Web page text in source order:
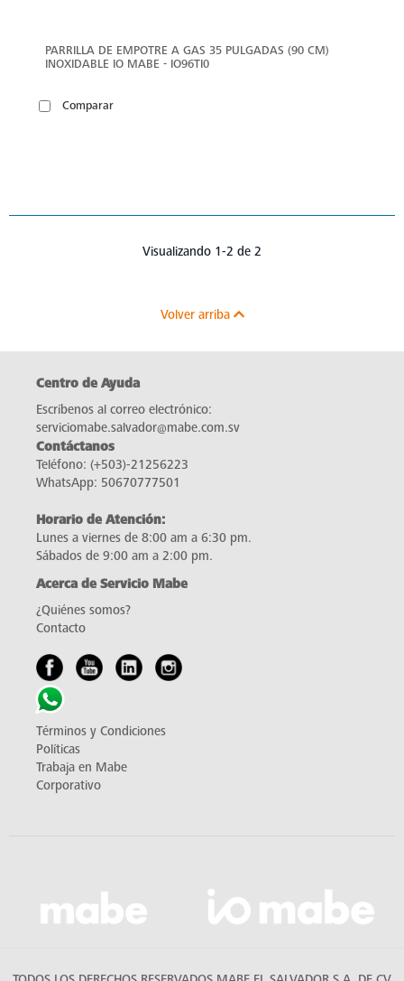
PARRILLA DE EMPOTRE A GAS 35 PULGADAS (90 CM)
INOXIDABLE IO MABE - IO96TI0
Comparar
Visualizando 1-2 de 2
Volver arriba
Centro de Ayuda
Escríbenos al correo electrónico:
serviciomabe.salvador@mabe.com.sv
Contáctanos
Teléfono: (+503)-21256223
WhatsApp: 50670777501
Horario de Atención:
Lunes a viernes de 8:00 am a 6:30 pm.
Sábados de 9:00 am a 2:00 pm.
Acerca de Servicio Mabe
¿Quiénes somos?
Contacto
Términos y Condiciones
Políticas
Trabaja en Mabe
Corporativo